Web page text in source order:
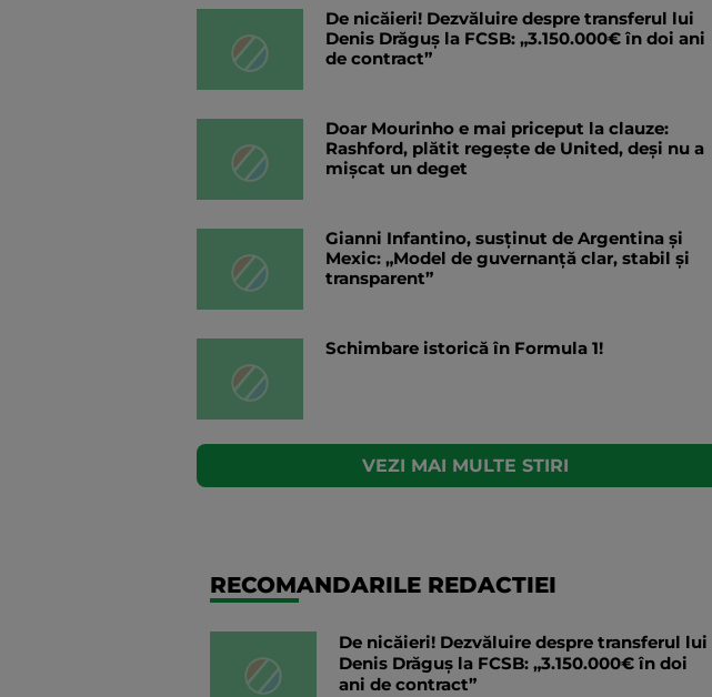
De nicăieri! Dezvăluire despre transferul lui
Denis Drăguș la FCSB: „3.150.000€ în doi ani
de contract”
Doar Mourinho e mai priceput la clauze:
Rashford, plătit regește de United, deși nu a
mișcat un deget
Gianni Infantino, susținut de Argentina şi
Mexic: „Model de guvernanţă clar, stabil şi
transparent”
Schimbare istorică în Formula 1!
VEZI MAI MULTE STIRI
RECOMANDARILE REDACTIEI
De nicăieri! Dezvăluire despre transferul lui
Denis Drăguș la FCSB: „3.150.000€ în doi
ani de contract”